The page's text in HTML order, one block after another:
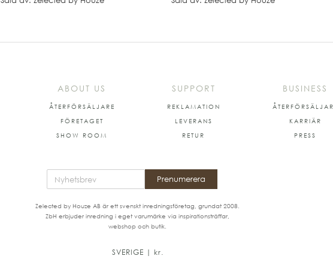
ABOUT US
ÅTERFÖRSÄLJARE
FÖRETAGET
SHOW ROOM
SUPPORT
REKLAMATION
LEVERANS
RETUR
BUSINESS
KARRIÄR
PRESS
Prenumerera
Zelected by Houze AB är ett svenskt inredningsföretag, grundat 2008.
ZbH erbjuder inredning i eget varumärke via inspirationsträffar,
webshop och butik.
SVERIGE | kr.